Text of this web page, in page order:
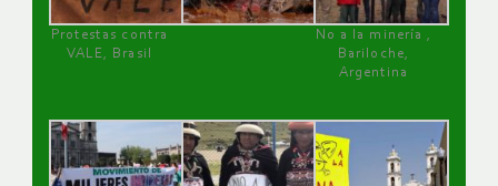
Protestas contra
VALE, Brasil
No a la minería ,
Bariloche,
Argentina